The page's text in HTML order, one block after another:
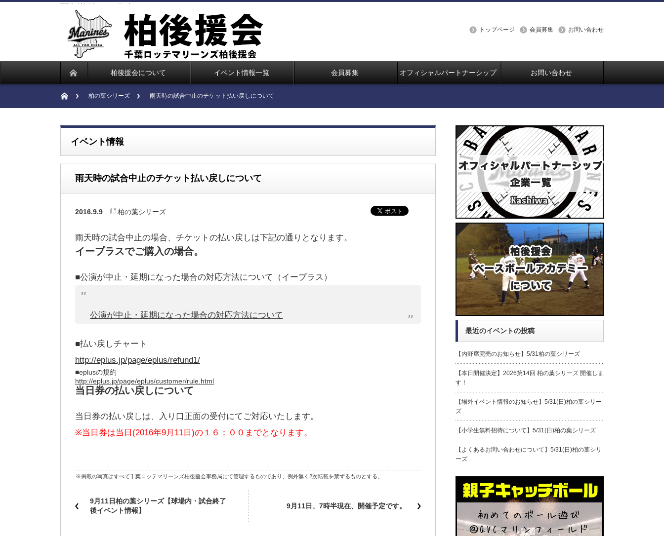
トップページ 会員募集 お問い合わせ
柏後援会について イベント情報一覧 会員募集 オフィシャルパートナーシップ お問い合わせ
柏の葉シリーズ 雨天時の試合中止のチケット払い戻しについて
イベント情報
雨天時の試合中止のチケット払い戻しについて
2016.9.9 柏の葉シリーズ
雨天時の試合中止の場合、チケットの払い戻しは下記の通りとなります。
イープラスでご購入の場合。
■公演が中止・延期になった場合の対応方法について（イープラス）
公演が中止・延期になった場合の対応方法について
■払い戻しチャート
http://eplus.jp/page/eplus/refund1/
■eplusの規約
http://eplus.jp/page/eplus/customer/rule.html
当日券の払い戻しについて
当日券の払い戻しは、入り口正面の受付にてご対応いたします。
※当日券は当日(2016年9月11日)の１６：００までとなります。
※掲載の写真はすべて千葉ロッテマリーンズ柏後援会事務局にて管理するものであり、例外無く2次転載を禁ずるものとする。
9月11日柏の葉シリーズ【球場内・試合終了
後イベント情報】
9月11日、7時半現在、開催予定です。
最近のイベントの投稿
【内野席完売のお知らせ】5/31柏の葉シリーズ
【本日開催決定】2026第14回 柏の葉シリーズ 開催しま
す！
【場外イベント情報のお知らせ】5/31(日)柏の葉シリー
ズ
【小学生無料招待について】5/31(日)柏の葉シリーズ
【よくあるお問い合わせについて】5/31(日)柏の葉シリ
ーズ